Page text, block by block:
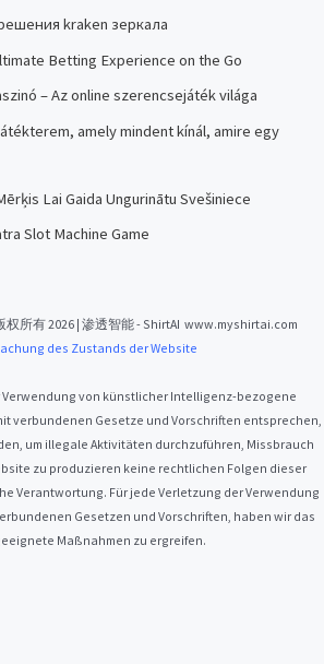
kraken зеркала
Betting Experience on the Go
– Az online szerencsejáték világa
amely mindent kínál, amire egy
Lai Gaida Ungurinātu Svešiniece
Slot Machine Game
权所有 2026 | 渗透智能 - ShirtAI www.myshirtai.com
des Zustands der Website
von künstlicher Intelligenz-bezogene
verbundenen Gesetze und Vorschriften entsprechen,
um illegale Aktivitäten durchzuführen, Missbrauch
zu produzieren keine rechtlichen Folgen dieser
Verantwortung. Für jede Verletzung der Verwendung
Gesetzen und Vorschriften, haben wir das
Maßnahmen zu ergreifen.